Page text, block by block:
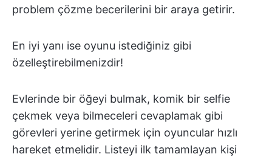
problem çözme becerilerini bir araya getirir.
En iyi yanı ise oyunu istediğiniz gibi
özelleştirebilmenizdir!
Evlerinde bir öğeyi bulmak, komik bir selfie
çekmek veya bilmeceleri cevaplamak gibi
görevleri yerine getirmek için oyuncular hızlı
hareket etmelidir. Listeyi ilk tamamlayan kişi